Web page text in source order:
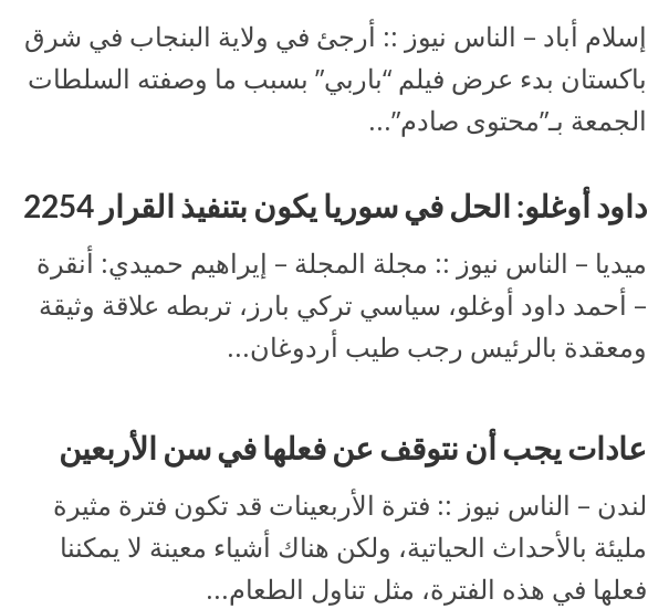
إسلام أباد – الناس نيوز :: أرجئ في ولاية البنجاب في شرق
باكستان بدء عرض فيلم “باربي” بسبب ما وصفته السلطات
الجمعة بـ”محتوى صادم”...
داود أوغلو: الحل في سوريا يكون بتنفيذ القرار 2254
ميديا – الناس نيوز :: مجلة المجلة – إيراهيم حميدي: أنقرة
– أحمد داود أوغلو، سياسي تركي بارز، تربطه علاقة وثيقة
ومعقدة بالرئيس رجب طيب أردوغان...
عادات يجب أن نتوقف عن فعلها في سن الأربعين
لندن – الناس نيوز :: فترة الأربعينات قد تكون فترة مثيرة
مليئة بالأحداث الحياتية، ولكن هناك أشياء معينة لا يمكننا
فعلها في هذه الفترة، مثل تناول الطعام...